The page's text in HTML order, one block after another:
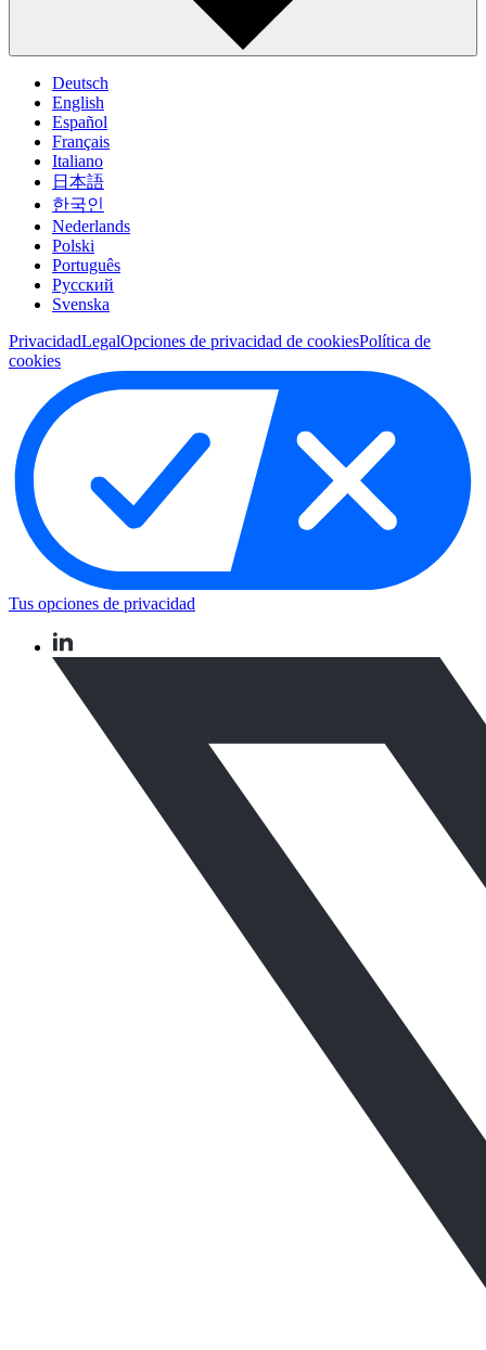
Deutsch
English
Español
Français
Italiano
日本語
한국인
Nederlands
Polski
Português
Pусский
Svenska
PrivacidadLegalOpciones de privacidad de cookiesPolítica de
cookies
Tus opciones de privacidad